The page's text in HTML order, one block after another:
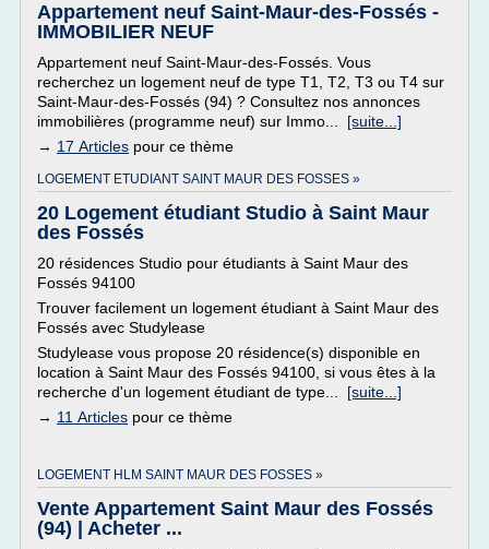
Appartement neuf Saint-Maur-des-Fossés -
IMMOBILIER NEUF
Appartement neuf Saint-Maur-des-Fossés. Vous
recherchez un logement neuf de type T1, T2, T3 ou T4 sur
Saint-Maur-des-Fossés (94) ? Consultez nos annonces
immobilières (programme neuf) sur Immo... [suite...]
→ 17 Articles pour ce thème
LOGEMENT ETUDIANT SAINT MAUR DES FOSSES »
20 Logement étudiant Studio à Saint Maur
des Fossés
20 résidences Studio pour étudiants à Saint Maur des
Fossés 94100
Trouver facilement un logement étudiant à Saint Maur des
Fossés avec Studylease
Studylease vous propose 20 résidence(s) disponible en
location à Saint Maur des Fossés 94100, si vous êtes à la
recherche d'un logement étudiant de type... [suite...]
→ 11 Articles pour ce thème
LOGEMENT HLM SAINT MAUR DES FOSSES »
Vente Appartement Saint Maur des Fossés
(94) | Acheter ...